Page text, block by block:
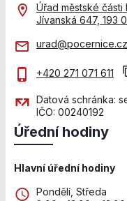
Úřad městské části
Jívanská 647, 193
urad@pocernice.cz
+420 271 071 611
Datová schránka:
IČO: 00240192
Úřední hodiny
Hlavní úřední hodiny
Pondělí, Středa